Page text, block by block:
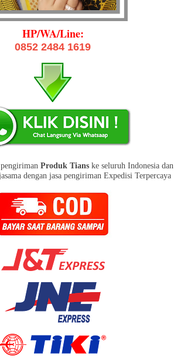
HP/WA/Line:
0852 2484 1619
Produk Tianske seluruh Indonesia dan
dengan jasa pengiriman Expedisi Terpercaya